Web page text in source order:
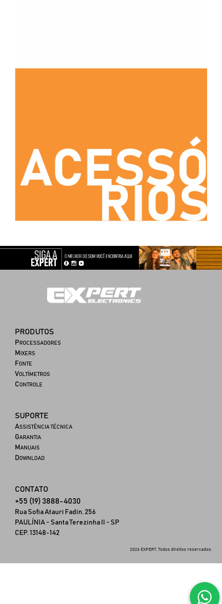
PRODUTOS
P ROCESSADORES
M IXERS
FONTE
VOLTÍMETROS
CONTROLE
SUPORTE
ASSISTÊNCIA TÉCNICA
GARANTIA
MANUAIS
DOWNLOAD
CONTATO
+55 (19) 3888-4030
Rua Sofia Atauri Fadin, 256
PAULÍNIA - Santa Terezinha II - SP
CEP. 13148-142
2026 EXPERT. Todos direitos reservados.